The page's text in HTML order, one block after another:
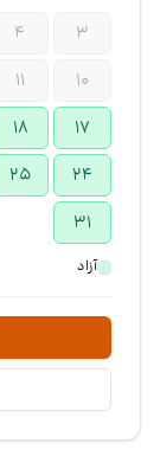
۳
۴
۱۰
۱۱
۱۷
۱۸
۲۴
۲۵
۳۱
آزاد